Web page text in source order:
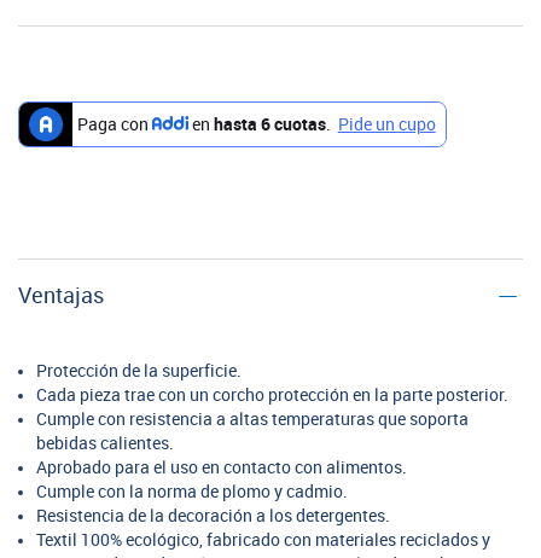
Ventajas
Protección de la superficie.
Cada pieza trae con un corcho protección en la parte posterior.
Cumple con resistencia a altas temperaturas que soporta
bebidas calientes.
Aprobado para el uso en contacto con alimentos.
Cumple con la norma de plomo y cadmio.
Resistencia de la decoración a los detergentes.
Textil 100% ecológico, fabricado con materiales reciclados y